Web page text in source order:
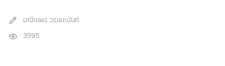
มณีเนตร วรชนะนันท์
3595